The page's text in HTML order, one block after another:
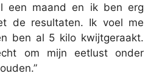
een maand en ik ben erg
de resultaten. Ik voel me
ben al 5 kilo kwijtgeraakt.
om mijn eetlust onder